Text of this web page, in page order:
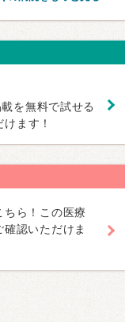
を無料で試せる
ます！
ちら！この医療
認いただけま